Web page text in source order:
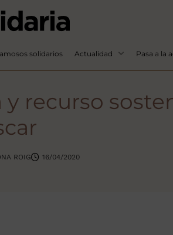
solidarios Actualidad Pasa a la
recurso
ROIG 16/04/2020